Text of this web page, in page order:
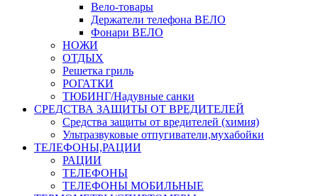
Вело-товары
Держатели телефона ВЕЛО
Фонари ВЕЛО
НОЖИ
ОТДЫХ
Решетка гриль
РОГАТКИ
ТЮБИНГ/Надувные санки
СРЕДСТВА ЗАЩИТЫ ОТ ВРЕДИТЕЛЕЙ
Средства защиты от вредителей (химия)
Ультразвуковые отпугиватели,мухабойки
ТЕЛЕФОНЫ,РАЦИИ
РАЦИИ
ТЕЛЕФОНЫ
ТЕЛЕФОНЫ МОБИЛЬНЫЕ